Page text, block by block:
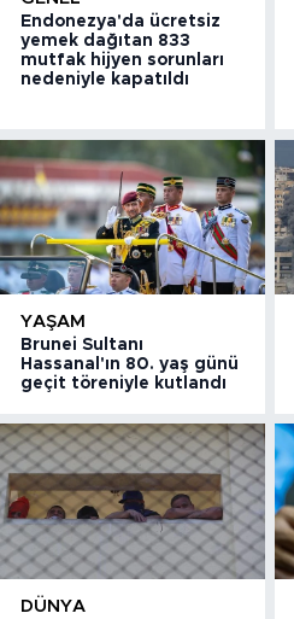
Endonezya'da ücretsiz
yemek dağıtan 833
mutfak hijyen sorunları
nedeniyle kapatıldı
YAŞAM
Brunei Sultanı
Hassanal'ın 80. yaş günü
geçit töreniyle kutlandı
DÜNYA